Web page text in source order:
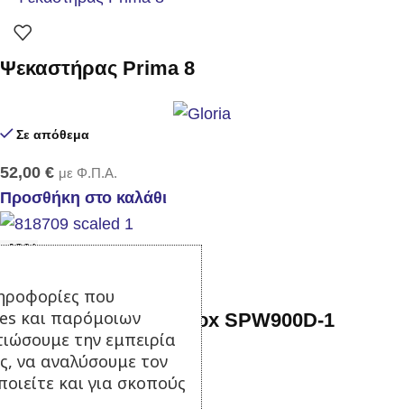
Ψεκαστήρας Prima 8
Σε απόθεμα
52,00 € με Φ.Π.Α.
Προσθήκη στο καλάθι
-43%
Αντλία ακαθάρτων Inox SPW900D-1
Σε απόθεμα
69,00
που
και παρόμοιων
την εμπειρία
να αναλύσουμε τον
και για σκοπούς